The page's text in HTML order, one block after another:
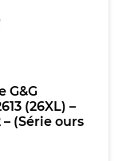
G&G
(26XL) –
– (Série ours